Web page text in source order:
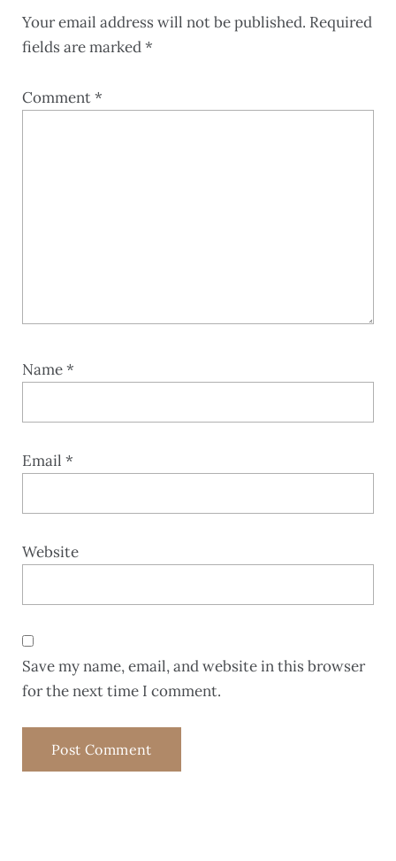
Your email address will not be published. Required
fields are marked*
Comment*
Name*
Email *
Website
Save my name, email, and website in this browser
for the next time I comment.